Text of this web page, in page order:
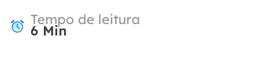
Tempo de leitura
6 Min